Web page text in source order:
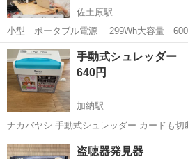
佐土原駅
宮崎 宮崎市 佐土原駅 防災、セ
手動式シュレッダー
640円
加納駅
ナカバヤシ 手動式シュレッダー カードも切断
とんど使用していません。 箱付きです。
宮崎 宮崎市 加納駅 防災、セキ
盗聴器発見器